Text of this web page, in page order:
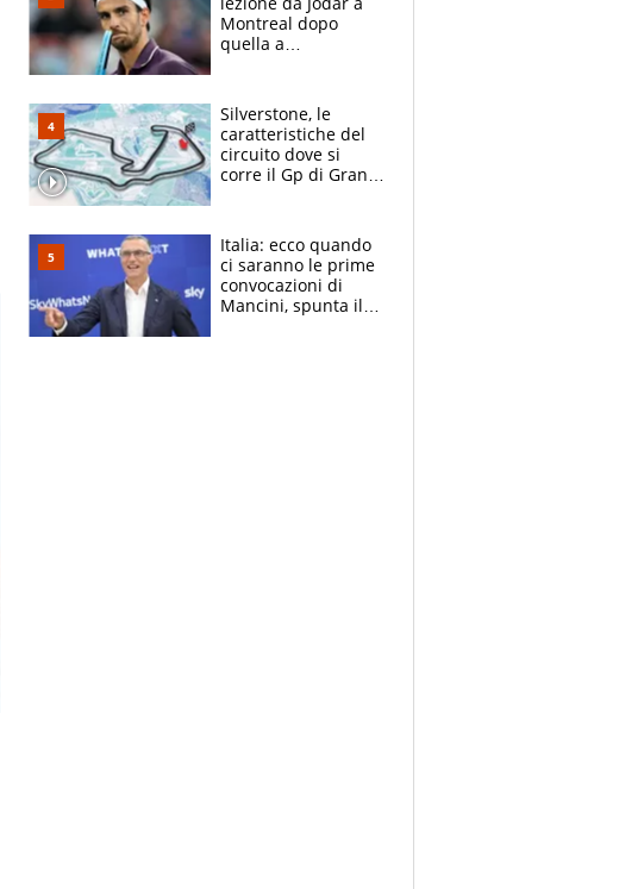
Montreal dopo
quella a
tutto"
Silverstone, le
caratteristiche del
circuito dove si
corre il Gp di Gran
Italia: ecco quando
ci saranno le prime
convocazioni di
Mancini, spunta il